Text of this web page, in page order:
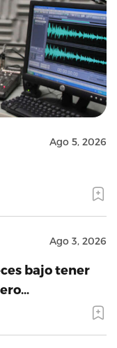
Ago 5, 2026
Ago 3, 2026
bajo tener